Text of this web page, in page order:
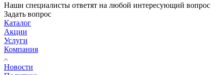
Наши специалисты ответят на любой интересующий вопрос
Задать вопрос
Каталог
Акции
Услуги
Компания
Новости